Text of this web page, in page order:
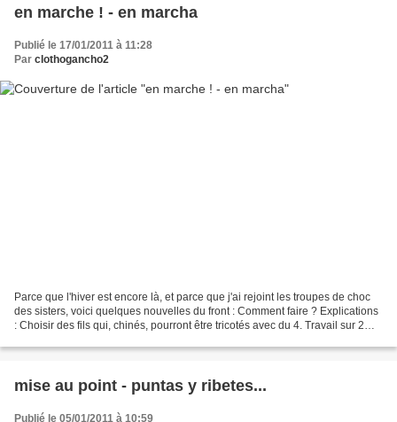
en marche ! - en marcha
Publié le 17/01/2011 à 11:28
Par clothogancho2
Parce que l'hiver est encore là, et parce que j'ai rejoint les troupes de choc
des sisters, voici quelques nouvelles du front : Comment faire ? Explications
: Choisir des fils qui, chinés, pourront être tricotés avec du 4. Travail sur 2
mise au point - puntas y ribetes...
Publié le 05/01/2011 à 10:59